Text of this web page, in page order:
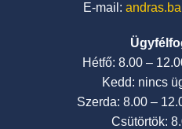
E-mail:
Hétfő: 8.00 –
Kedd: nincs
Szerda: 8.00 –
Csütörtök: